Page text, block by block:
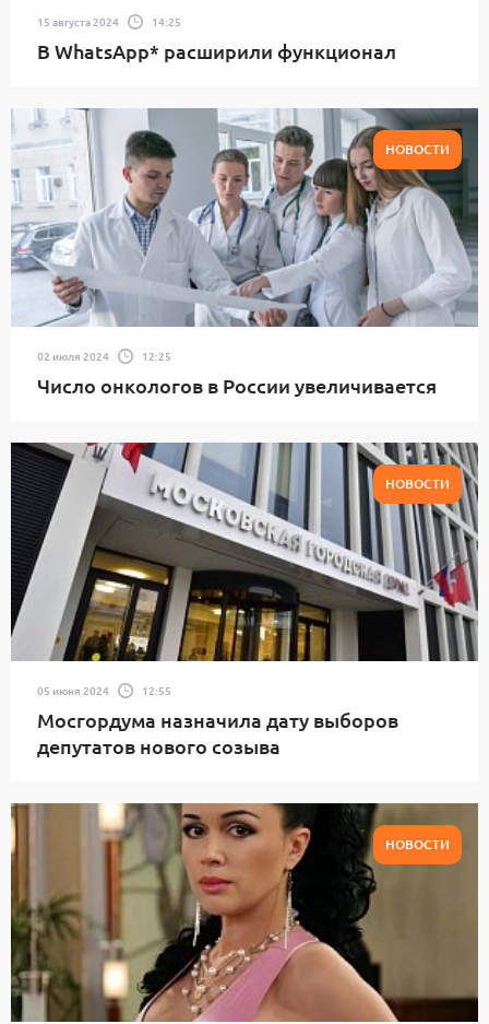
15 августа 2024 14:25
В WhatsApp* расширили функционал
НОВОСТИ
02 июля 2024 12:25
Число онкологов в России увеличивается
НОВОСТИ
05 июня 2024 12:55
Мосгордума назначила дату выборов
депутатов нового созыва
НОВОСТИ